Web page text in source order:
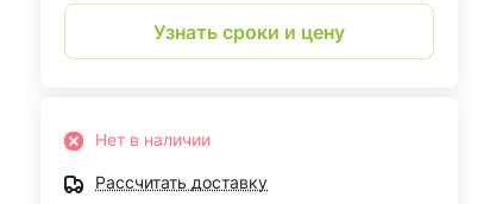
Узнать сроки и цену
Нет в наличии
Рассчитать доставку